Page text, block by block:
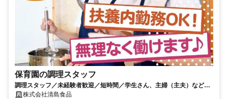
保育園の調理スタッフ
調理スタッフ／未経験者歓迎／短時間／学生さん、主婦（主夫）など幅
広い年齢層の方が活躍中／扶養内勤務可
株式会社清島食品